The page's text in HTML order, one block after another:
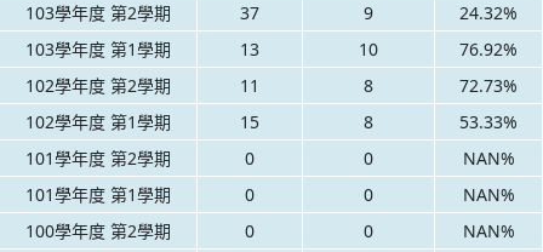
103學年度 第2學期
37 9
24.32%
103學年度 第1學期
13 10
76.92%
102學年度 第2學期
11 8
72.73%
102學年度 第1學期
15 8
53.33%
101學年度 第2學期
0 0
NAN%
101學年度 第1學期
0 0
NAN%
100學年度 第2學期
0 0
NAN%